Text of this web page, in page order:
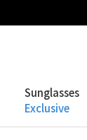
Sunglasses
Exclusive